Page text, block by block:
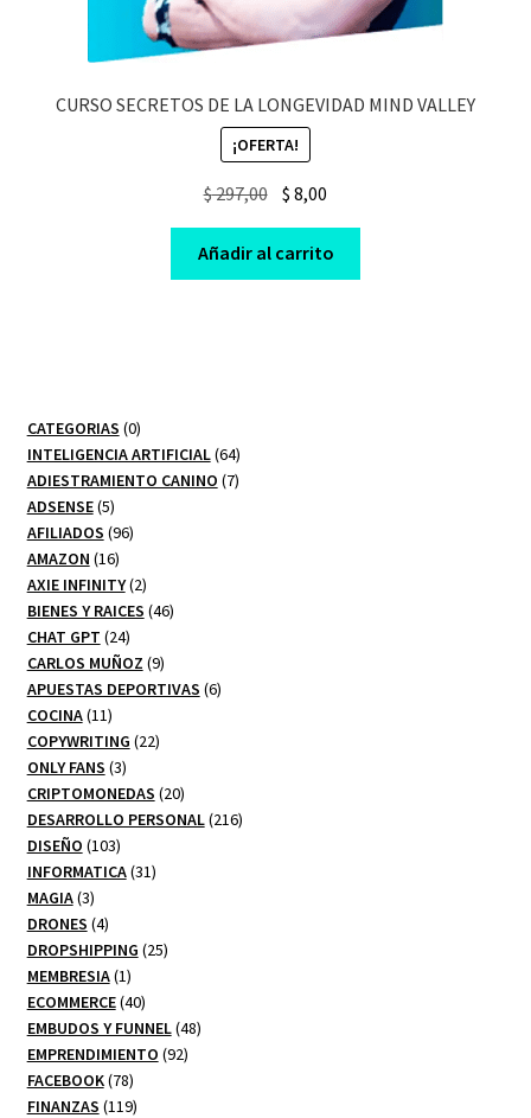
CURSO SECRETOS DE LA LONGEVIDAD MIND VALLEY
¡OFERTA!
$297,00 Original
was:
$ 297,00.
$ 8,00
is:
$ 8,00.
Añadir al carrito
CATEGORIAS 00
productos
INTELIGENCIA ARTIFICIAL 6464
productos
ADIESTRAMIENTO CANINO 77
ADSENSE 55
productos
AFILIADOS 9696
AMAZON 1616
productos
AXIE INFINITY 22
productos
BIENES Y RAICES 4646
CHAT GPT 2424
productos
CARLOS MUÑOZ 99
productos
APUESTAS DEPORTIVAS 66
COCINA 1111
productos
COPYWRITING 2222
ONLY FANS 33
productos
CRIPTOMONEDAS 2020
productos
DESARROLLO PERSONAL 216216
DISEÑO 103103
productos
INFORMATICA 3131
MAGIA 33
productos
DRONES 44
productos
DROPSHIPPING 2525
MEMBRESIA 11
producto
ECOMMERCE 4040
productos
EMBUDOS Y FUNNEL 4848
EMPRENDIMIENTO 9292
FACEBOOK 7878
productos
FINANZAS 119119